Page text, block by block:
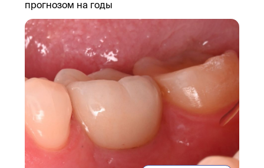
прогнозом на годы